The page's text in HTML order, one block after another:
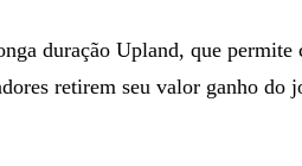
duração Upland, que
retirem seu valor ganho do